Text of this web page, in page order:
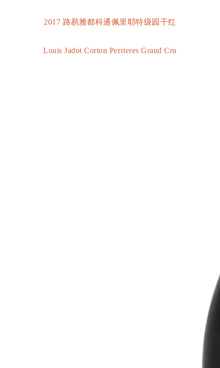
2017 路易雅都科通佩里耶特级园干红
Louis Jadot Corton Perrieres Grand Cru